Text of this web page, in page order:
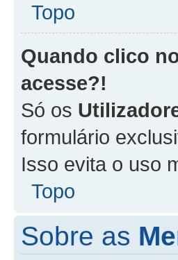
Topo
Quando clico
acesse?!
Só os
formulário
Isso evita o uso
Topo
Sobre as